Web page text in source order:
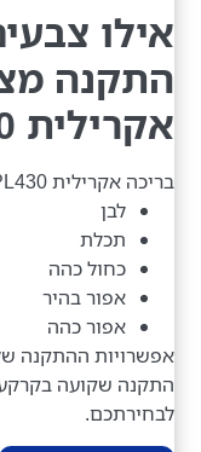
אילו
התקנה
אקרילית PL430?
בריכה אקרילית PL430 זמינה במגוון צבעים:
לבן
תכלת
כחול כהה
אפור בהיר
אפור כהה
התקנה שקועה בקרקע,
לבחירתכם.